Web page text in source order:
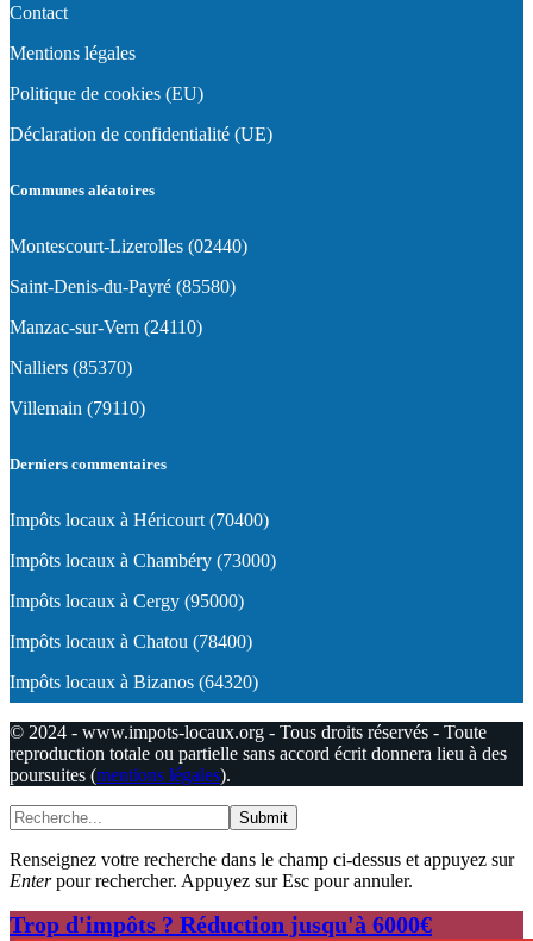
Contact
Mentions légales
Politique de cookies (EU)
Déclaration de confidentialité (UE)
Communes aléatoires
Montescourt-Lizerolles (02440)
Saint-Denis-du-Payré (85580)
Manzac-sur-Vern (24110)
Nalliers (85370)
Villemain (79110)
Derniers commentaires
Impôts locaux à Héricourt (70400)
Impôts locaux à Chambéry (73000)
Impôts locaux à Cergy (95000)
Impôts locaux à Chatou (78400)
Impôts locaux à Bizanos (64320)
© 2024 - www.impots-locaux.org - Tous droits réservés - Toute
reproduction totale ou partielle sans accord écrit donnera lieu à des
poursuites (mentions légales).
Submit
Renseignez votre recherche dans le champ ci-dessus et appuyez sur
Enterpour rechercher. Appuyez sur Esc pour annuler.
Trop d'impôts ? Réduction jusqu'à 6000€